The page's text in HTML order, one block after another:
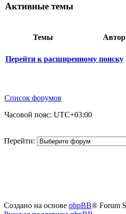
Активные темы
Темы Автор
Перейти к расширенному поиску
Список форумов
Часовой пояс: UTC+03:00
Перейти:
Создано на основе phpBB® Forum